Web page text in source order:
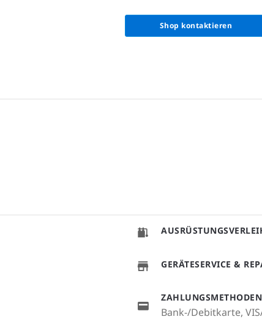
Shop kontaktieren
GERÄTESERVICE &
ZAHLUNGSMETHODEN
Bank-/Debitkarte,